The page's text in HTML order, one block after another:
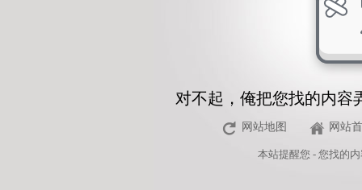
对不起，俺把您找的内容
网站地图 网站
本站提醒您 - 您找的